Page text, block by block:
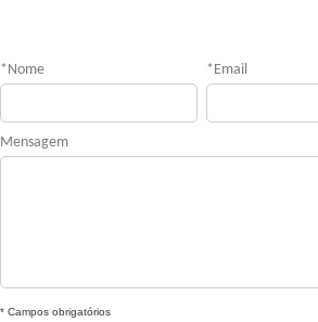
* Nome * Email
Mensagem
* Campos obrigatórios